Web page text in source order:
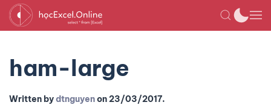
ham-large
Written bydtnguyenon23/03/2017.